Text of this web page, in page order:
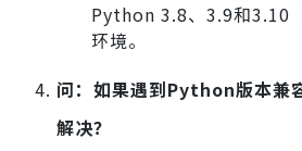
Python 3.8、3.9和3.10
环境。
问：如果遇到Python版本兼
解决？